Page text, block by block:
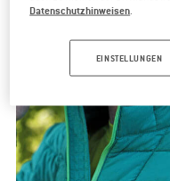
umweltschonende
ECO FEATHERLESS
Datenschutzhinweisen
EINSTELLUNGEN